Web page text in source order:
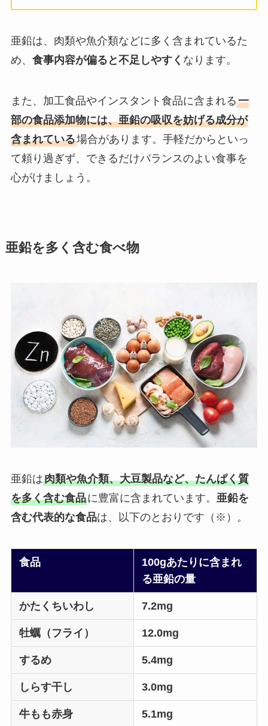
亜鉛は、肉類や魚介類などに多く含まれているた
め、 食事内容が偏ると不足しやすく なります。
また、加工食品やインスタント食品に含まれる一
部の食品添加物には、亜鉛の吸収を妨げる成分が
含まれている場合があります。手軽だからといっ
て頼り過ぎず、できるだけバランスのよい食事を
心がけましょう。
亜鉛を多く含む食べ物
亜鉛は肉類や魚介類、大豆製品など、たんぱく質
を多く含む食品に豊富に含まれています。 亜鉛を
含む代表的な食品は、以下のとおりです（※）。
食品
100gあたりに含まれ
る亜鉛の量
かたくちいわし 7.2mg
牡蠣（フライ） 12.0mg
するめ 5.4mg
しらす干し 3.0mg
牛もも赤身 5.1mg